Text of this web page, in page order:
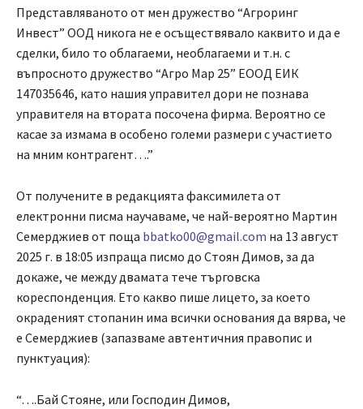
Представляваното от мен дружество “Агроринг
Инвест” ООД никога не е осъществявало каквито и да е
сделки, било то облагаеми, необлагаеми и т.н. с
въпросното дружество “Агро Мар 25” ЕООД ЕИК
147035646, като нашия управител дори не познава
управителя на втората посочена фирма. Вероятно се
касае за измама в особено големи размери с участието
на мним контрагент….”
От получените в редакцията факсимилета от
електронни писма научаваме, че най-вероятно Мартин
Семерджиев от поща bbatko00@gmail.com на 13 август
2025 г. в 18:05 изпраща писмо до Стоян Димов, за да
докаже, че между двамата тече търговска
кореспонденция. Ето какво пише лицето, за което
окраденият стопанин има всички основания да вярва, че
е Семерджиев (запазваме автентичния правопис и
пунктуация):
“….Бай Стояне, или Господин Димов,